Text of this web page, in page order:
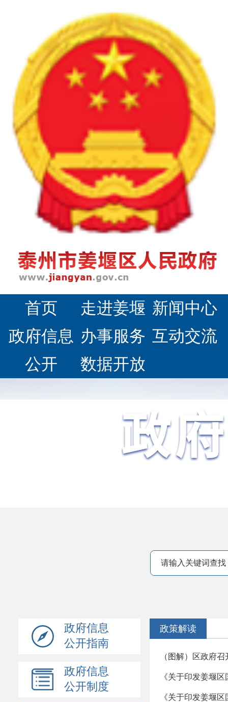
首页 走进姜堰 新闻中心
政府信息
公开
办事服务 互动交流
数据开放
政府信息
公开指南
政府信息
公开制度
政策解读
（图解）区政府
《关于印发姜堰
《关于印发姜堰